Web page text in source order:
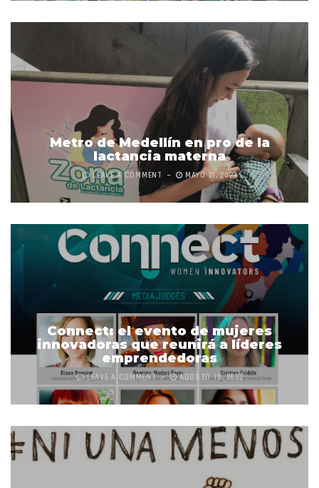
Metro de Medellín en pro de la
lactancia materna
LEAVE A COMMENT MAYO 21, 2022
Connect: el evento de mujeres
innovadoras que reunirá a líderes
emprendedoras
LEAVE A COMMENT AGOSTO 10, 2022